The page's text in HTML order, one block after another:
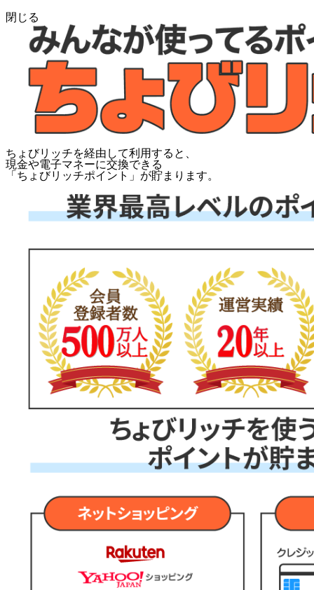
閉じる
ちょびリッチを経由して利用すると、
現金や電子マネーに交換できる
「 ちょびリッチポイント 」が貯まります。